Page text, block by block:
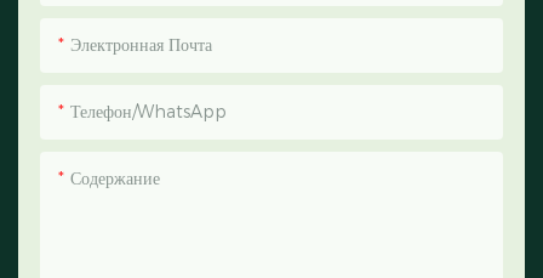
Электронная Почта
Телефон/WhatsApp
Содержание